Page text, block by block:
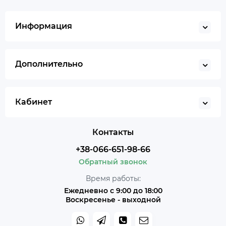
Информация
Дополнительно
Кабинет
Контакты
+38-066-651-98-66
Обратный звонок
Время работы:
Ежедневно с 9:00 до 18:00
Воскресенье - выходной